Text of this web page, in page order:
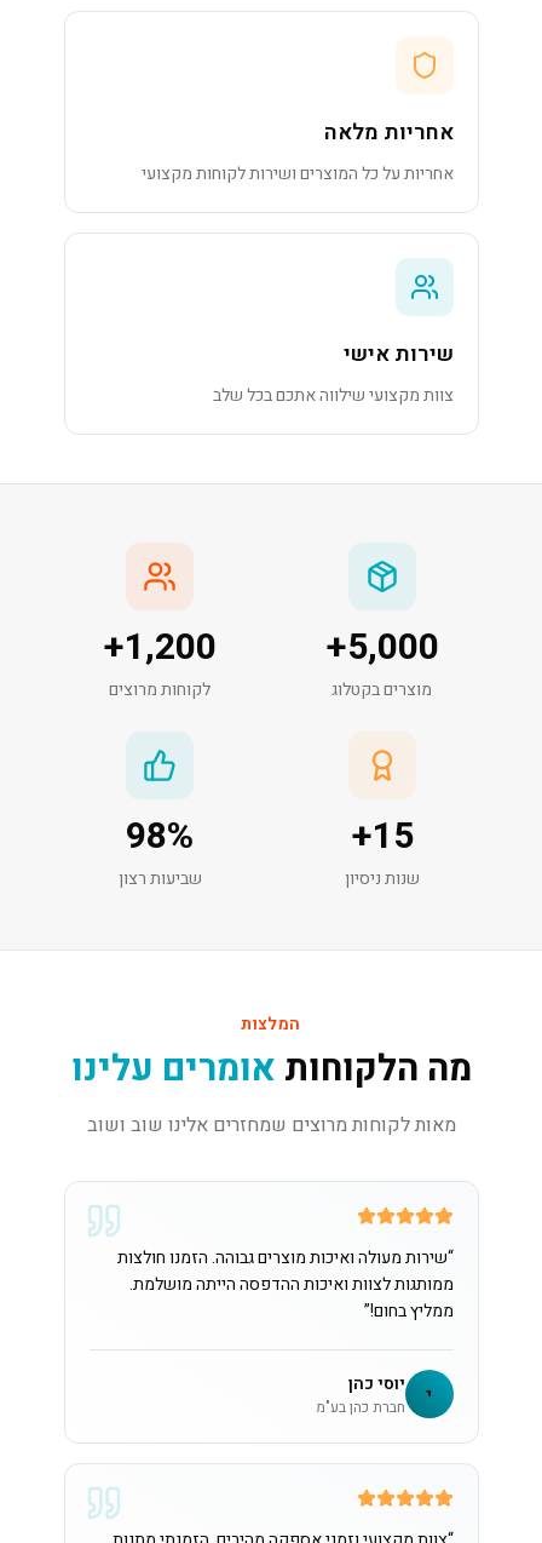
אחריות מלאה
אחריות על כל המוצרים ושירות לקוחות מקצועי
שירות אישי
צוות מקצועי שילווה אתכם בכל שלב
5,000
+
מוצרים בקטלוג
1,200
+
לקוחות מרוצים
15
+
שנות ניסיון
98%
שביעות רצון
המלצות
מה הלקוחות אומרים עלינו
מאות לקוחות מרוצים שמחזרים אלינו שוב ושוב
“שירות מעולה ואיכות מוצרים גבוהה. הזמנו חולצות
ממותגות לצוות ואיכות ההדפסה הייתה מושלמת.
ממליץ בחום!”
י יוסי כהן
חברת כהן בע"מ